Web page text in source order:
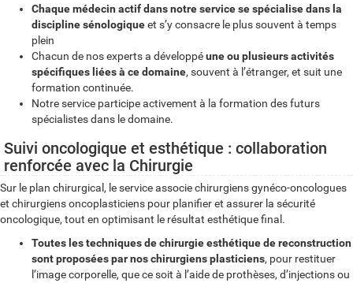
Chaque médecin actif dans notre service se spécialise dans la
discipline sénologiqueet s’y consacre le plus souvent à temps
plein
Chacun de nos experts a développéune ou plusieurs activités
spécifiques liées à ce domaine, souvent à l’étranger, et suit une
formation continuée.
Notre service participe activement à la formation des futurs
spécialistes dans le domaine.
Suivi oncologique et esthétique : collaboration
renforcée avec la Chirurgie
Sur le plan chirurgical, le service associe chirurgiens gynéco-oncologues
et chirurgiens oncoplasticiens pour planifier et assurer la sécurité
oncologique, tout en optimisant le résultat esthétique final.
Toutes les techniques de chirurgie esthétique de reconstruction
sont proposées par nos chirurgiens plasticiens, pour restituer
l’image corporelle, que ce soit à l’aide de prothèses, d’injections ou